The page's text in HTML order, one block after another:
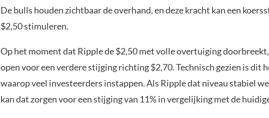
De bulls houden zichtbaar de overhand, en deze kracht kan een
$2,50 stimuleren.
Op het moment dat Ripple de $2,50 met volle overtuiging
open voor een verdere stijging richting $2,70. Technisch gezien is dit
waarop veel investeerders instappen. Als Ripple dat niveau stabiel
kan dat zorgen voor een stijging van 11% in vergelijking met de